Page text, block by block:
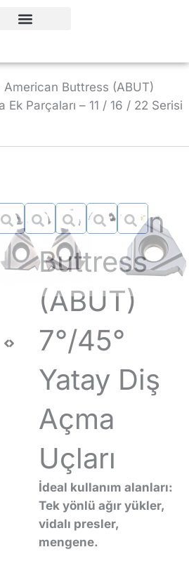
American Buttress (ABUT)
Parçaları – 11 / 16 / 22 Serisi
American
Buttress
(ABUT)
7°/45°
Yatay Diş
Açma
Uçları
İdeal kullanım alanları:
Tek yönlü ağır yükler,
vidalı presler,
mengene.